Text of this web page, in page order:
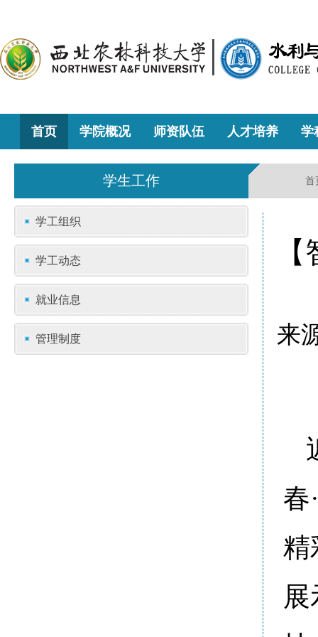
首页 学院概况 师资队伍 人才培养 学
学生工作 首
学工组织
学工动态
就业信息
管理制度 来
春
精